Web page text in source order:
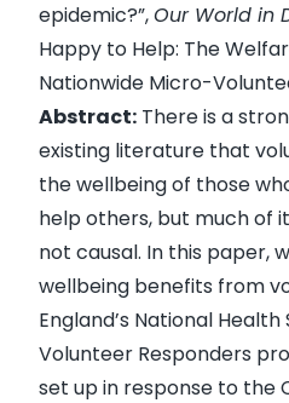
epidemic?”,Our World in
Happy to Help: The
Nationwide Micro-
Abstract: There is a
existing literature that
the wellbeing of those
help others, but much of
not causal. In this paper,
wellbeing benefits from
England’s National Health
Volunteer Responders
set up in response to the